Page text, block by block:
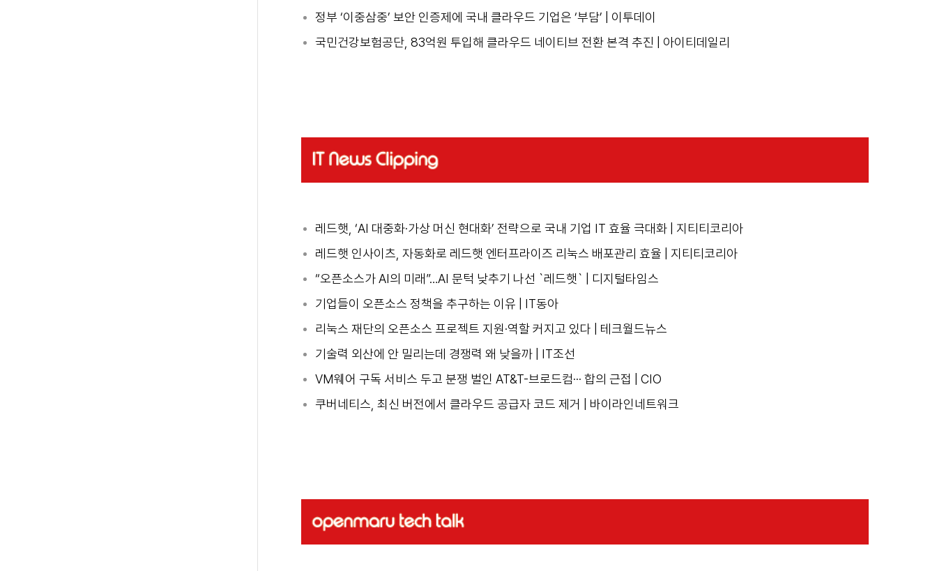
정부 ‘이중삼중’ 보안 인증제에 국내 클라우드 기업은 ‘부담’ | 이투데이
국민건강보험공단, 83억원 투입해 클라우드 네이티브 전환 본격 추진 | 아이티데일리
레드햇, ‘AI 대중화·가상 머신 현대화’ 전략으로 국내 기업 IT 효율 극대화 | 지티티코리아
레드햇 인사이츠, 자동화로 레드햇 엔터프라이즈 리눅스 배포관리 효율 | 지티티코리아
“오픈소스가 AI의 미래”…AI 문턱 낮추기 나선 `레드햇` | 디지털타임스
기업들이 오픈소스 정책을 추구하는 이유 | IT동아
리눅스 재단의 오픈소스 프로젝트 지원·역할 커지고 있다 | 테크월드뉴스
기술력 외산에 안 밀리는데 경쟁력 왜 낮을까 | IT조선
VM웨어 구독 서비스 두고 분쟁 벌인 AT&T-브로드컴··· 합의 근접 | CIO
쿠버네티스, 최신 버전에서 클라우드 공급자 코드 제거 | 바이라인네트워크